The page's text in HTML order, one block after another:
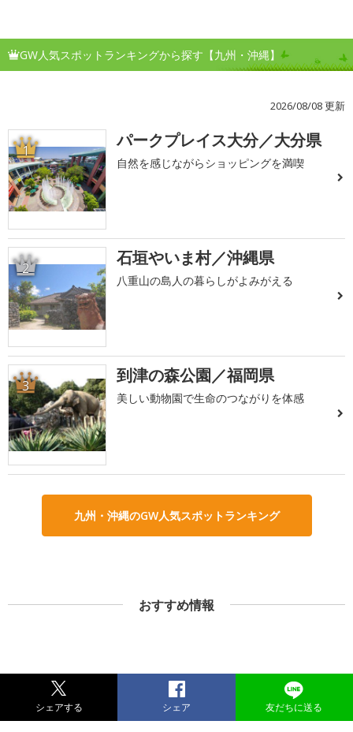
GW人気スポットランキングから探す【九州・沖縄】
2026/08/08 更新
1 パークプレイス大分／大分県
自然を感じながらショッピングを満喫
2 石垣やいま村／沖縄県
八重山の島人の暮らしがよみがえる
3 到津の森公園／福岡県
美しい動物園で生命のつながりを体感
九州・沖縄のGW人気スポットランキング
おすすめ情報
シェアする シェア 友だちに送る